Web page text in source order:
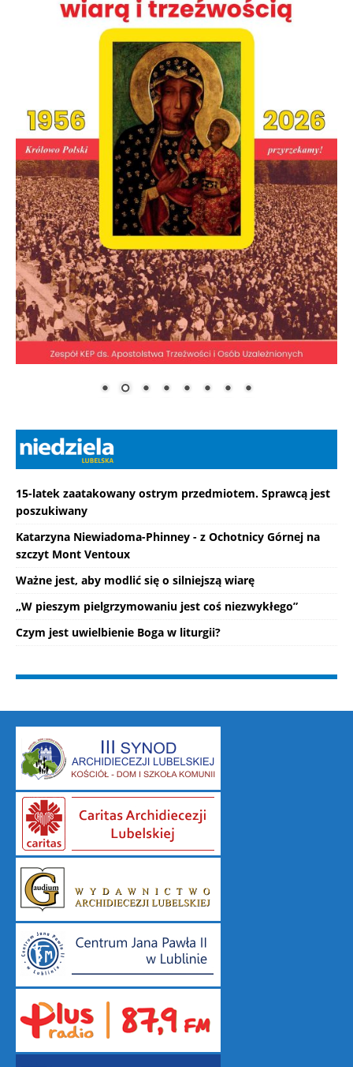
15-latek zaatakowany ostrym przedmiotem. Sprawcą jest
poszukiwany
Katarzyna Niewiadoma-Phinney - z Ochotnicy Górnej na
szczyt Mont Ventoux
Ważne jest, aby modlić się o silniejszą wiarę
„W pieszym pielgrzymowaniu jest coś niezwykłego”
Czym jest uwielbienie Boga w liturgii?